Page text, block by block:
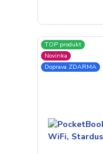
TOP produkt
Novinka
Doprava ZDARMA